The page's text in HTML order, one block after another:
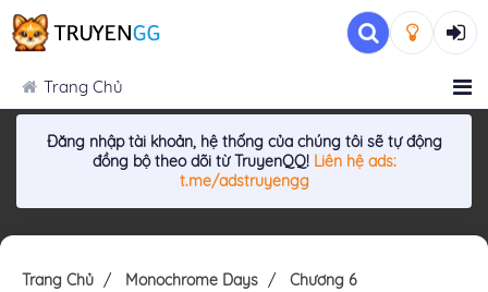
Trang Chủ
Đăng nhập tài khoản, hệ thống của chúng tôi sẽ tự động
đồng bộ theo dõi từ TruyenQQ! Liên hệ ads:
t.me/adstruyengg
Trang Chủ Monochrome Days Chương 6